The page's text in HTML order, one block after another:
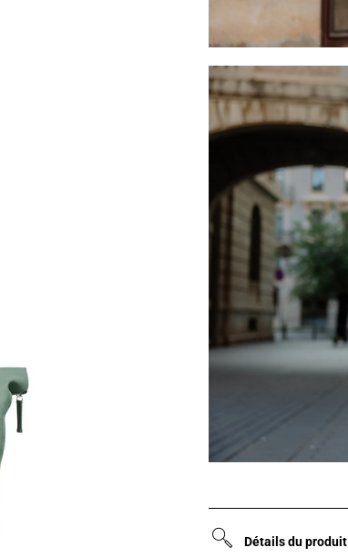
Détails du produit